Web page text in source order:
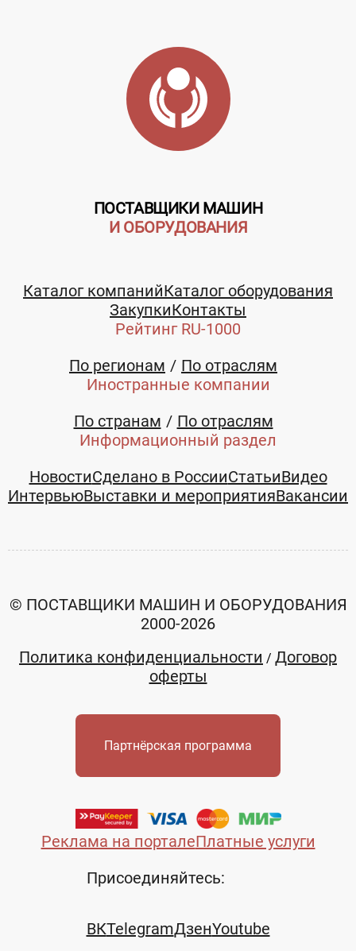
ПОСТАВЩИКИ МАШИН
И ОБОРУДОВАНИЯ
Каталог компанийКаталог оборудования
ЗакупкиКонтакты
Рейтинг RU-1000
По регионам
По отраслям
Иностранные компании
По странам
По отраслям
Информационный раздел
НовостиСделано в РоссииСтатьиВидео
ИнтервьюВыставки и мероприятияВакансии
Реклама на порталеПлатные услуги
© ПОСТАВЩИКИ МАШИН И ОБОРУДОВАНИЯ
2000-2026
Политика конфиденциальности / Договор
оферты
Партнёрская программа
Присоединяйтесь:
ВКTelegramДзенYoutube